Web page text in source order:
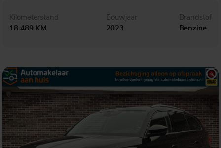
Kilometerstand
18.489 KM
Bouwjaar
2023
Brandstof
Benzine